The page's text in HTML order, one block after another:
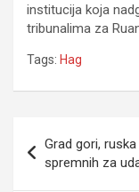
institucija koja
tribunalima za
Tags: Hag
članaka
Grad gori,
spremnih za